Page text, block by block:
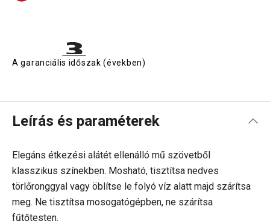
A garanciális időszak (években)
Leírás és paraméterek
Elegáns étkezési alátét ellenálló mű szövetből
klasszikus színekben. Mosható, tisztítsa nedves
törlőronggyal vagy öblítse le folyó víz alatt majd szárítsa
meg. Ne tisztítsa mosogatógépben, ne szárítsa
fűtőtesten.